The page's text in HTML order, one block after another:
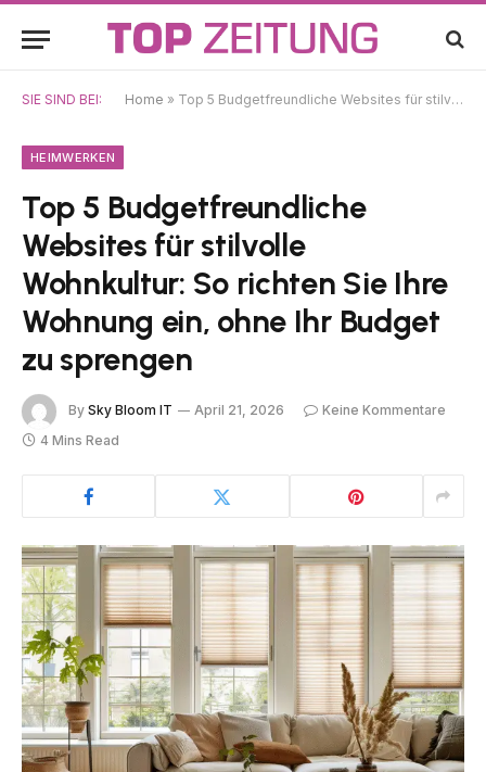
SIE SIND BEI: Home » Top 5 Budgetfreundliche Websites für stilvolle Wohnkultur: So richten Sie Ihre Wohnung ein, ohne Ihr Budget zu sprengen
HEIMWERKEN
Top 5 Budgetfreundliche
Websites für stilvolle
Wohnkultur: So richten Sie Ihre
Wohnung ein, ohne Ihr Budget
zu sprengen
By Sky Bloom IT April 21, 2026
Keine Kommentare
4 Mins Read